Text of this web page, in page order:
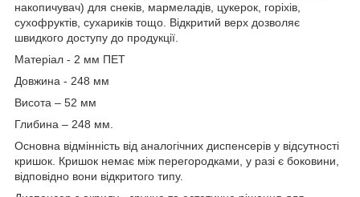
накопичувач) для снеків, мармеладів, цукерок, горіхів,
сухофруктів, сухариків тощо. Відкритий верх дозволяє
швидкого доступу до продукції.
Матеріал - 2 мм ПЕТ
Довжина - 248 мм
Висота – 52 мм
Глибина – 248 мм.
Основна відмінність від аналогічних диспенсерів у відсутності
кришок. Кришок немає між перегородками, у разі є боковини,
відповідно вони відкритого типу.